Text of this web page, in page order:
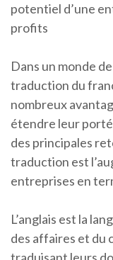
potentiel d’une
profits
Dans un monde
traduction du
nombreux
étendre leur
des principales
traduction est
entreprises en
L’anglais est la
des affaires et du